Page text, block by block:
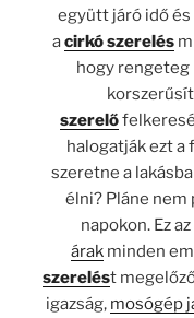
együtt járó idő
acirkó szerelés
hogy rengeteg
szerelő
halogatják ezt a
szeretne a
élni? Pláne nem
napokon. Ez
árak minden
szerelést
igazság, mosógép